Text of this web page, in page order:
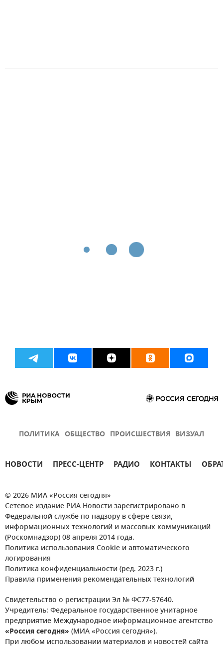
ПОЛИТИКА ОБЩЕСТВО ПРОИСШЕСТВИЯ ВИЗУАЛ
НОВОСТИ ПРЕСС-ЦЕНТР РАДИО КОНТАКТЫ
© 2026 МИА «Россия сегодня»
Сетевое издание РИА Новости зарегистрировано в
Федеральной службе по надзору в сфере связи,
информационных технологий и массовых коммуникаций
(Роскомнадзор) 08 апреля 2014 года.
Политика использования Cookie и автоматического
логирования
Политика конфиденциальности (ред. 2023 г.)
Правила применения рекомендательных технологий
Свидетельство о регистрации Эл № ФС77-57640.
Учредитель: Федеральное государственное унитарное
предприятие Международное информационное агентство
«Россия сегодня» (МИА «Россия сегодня»).
При любом использовании материалов и новостей сайта